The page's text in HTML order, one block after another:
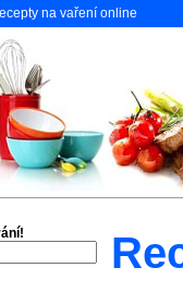
na vaření online